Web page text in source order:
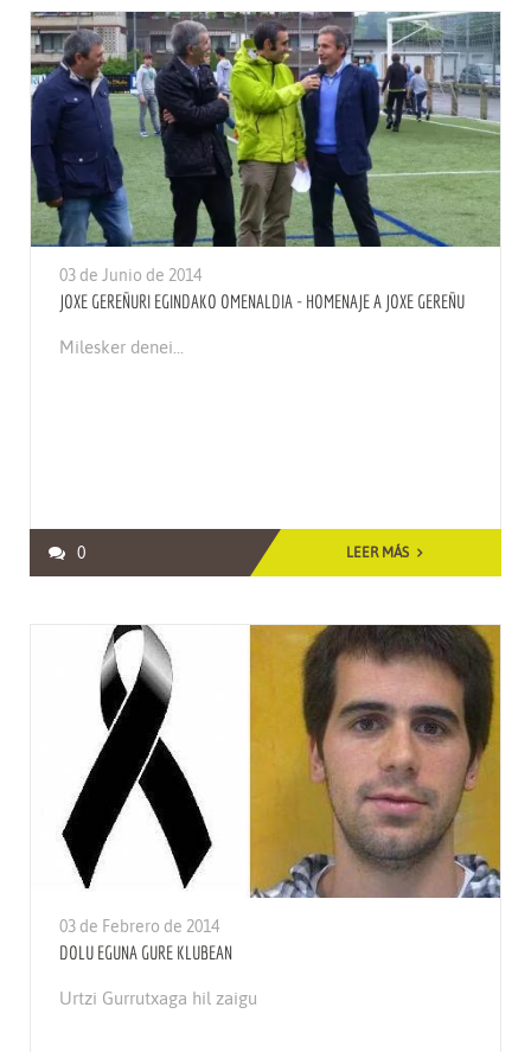
03 de Junio de 2014
JOXE GEREÑURI EGINDAKO OMENALDIA - HOMENAJE A JOXE GEREÑU
Milesker denei...
0 LEER MÁS
03 de Febrero de 2014
DOLU EGUNA GURE KLUBEAN
Urtzi Gurrutxaga hil zaigu